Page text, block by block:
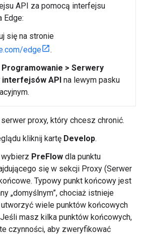
API za pomocą interfejsu
Edge:
się na stronie
edge
.
Programowanie > Serwery
interfejsów API na lewym pasku
proxy, który chcesz chronić.
kliknij kartę Develop.
PreFlow dla punktu
się w sekcji Proxy (Serwer
Typowy punkt końcowy jest
„domyślnym”, chociaż istnieje
wiele punktów końcowych
masz kilka punktów końcowych,
czynności, aby zweryfikować